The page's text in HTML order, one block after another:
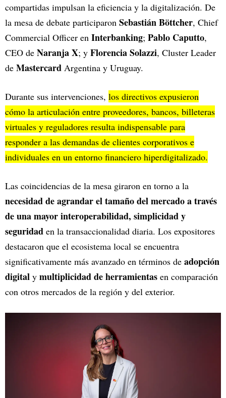
compartidas impulsan la eficiencia y la digitalización. De
la mesa de debate participaron Sebastián Böttcher, Chief
Commercial Officer en Interbanking; Pablo Caputto,
CEO de Naranja X; y Florencia Solazzi, Cluster Leader
de Mastercard Argentina y Uruguay.
Durante sus intervenciones, los directivos expusieron
cómo la articulación entre proveedores, bancos, billeteras
virtuales y reguladores resulta indispensable para
responder a las demandas de clientes corporativos e
individuales en un entorno financiero hiperdigitalizado.
Las coincidencias de la mesa giraron en torno a la
necesidad de agrandar el tamaño del mercado a través
de una mayor interoperabilidad, simplicidad y
seguridad en la transaccionalidad diaria. Los expositores
destacaron que el ecosistema local se encuentra
significativamente más avanzado en términos de adopción
digital y multiplicidad de herramientas en comparación
con otros mercados de la región y del exterior.